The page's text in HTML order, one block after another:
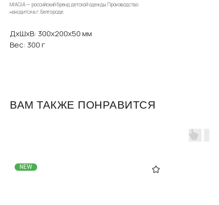
MIAGIA — российский бренд детской одежды. Производство
находится в г. Белгороде.
ДxШxВ: 300x200x50 мм
Вес: 300 г
ВАМ ТАКЖЕ ПОНРАВИТСЯ
NEW
О бренде